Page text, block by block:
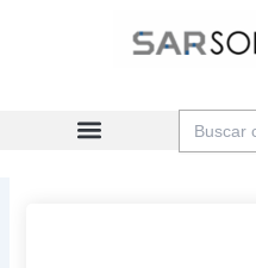
Buscar: